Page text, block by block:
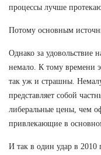
процессы лучше
Потому основным
Однако за удовольствие
немало. К тому времени
так уж и страшны.
представляет собой
либеральные цены, чем
привлекающие в
И так в один удар в 2010